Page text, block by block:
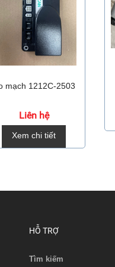
mạch 1212C-2503
Liên hệ
Xem chi tiết
HỖ TRỢ
Tìm kiếm